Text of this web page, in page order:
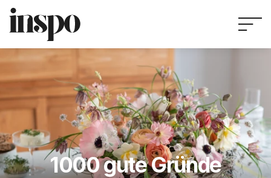
1000 gute Gründe